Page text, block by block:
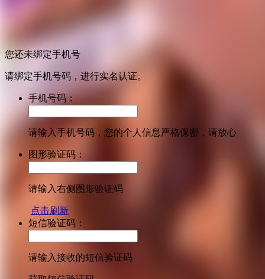
您还未绑定手机号
请绑定手机号码，进行实名认证。
手机号码：
请输入手机号码，您的个人信息严格保密，请放心
图形验证码：
请输入右侧图形验证码
点击刷新
短信验证码：
请输入接收的短信验证码